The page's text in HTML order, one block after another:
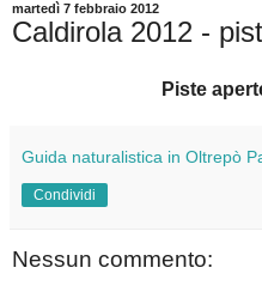
martedì 7 febbraio 2012
Caldirola 2012 -
Piste
Guida naturalistica in Oltrepò
Condividi
Nessun commento: